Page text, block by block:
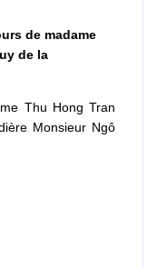
de madame
de la
Thu Hong Tran
Monsieur Ngô